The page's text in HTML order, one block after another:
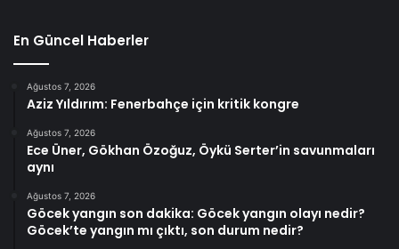
En Güncel Haberler
Ağustos 7, 2026
Aziz Yıldırım: Fenerbahçe için kritik kongre
Ağustos 7, 2026
Ece Üner, Gökhan Özoğuz, Öykü Serter’in savunmaları
aynı
Ağustos 7, 2026
Göcek yangın son dakika: Göcek yangın olayı nedir?
Göcek’te yangın mı çıktı, son durum nedir?